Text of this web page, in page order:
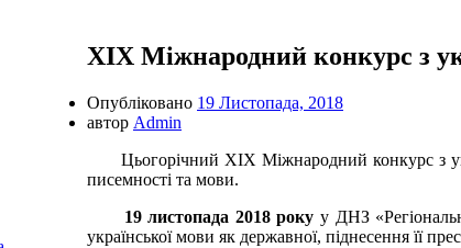
XIX Міжнародний конкурс з
Опубліковано 19 Листопада, 2018
автор Admin
Цьогорічний XIX Міжнародний конкурс з
писемності та мови.
19 листопада 2018 року у ДНЗ
української мови як державної, піднесення її